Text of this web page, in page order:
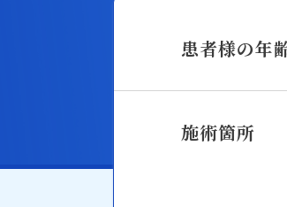
患者様の年
施術箇所